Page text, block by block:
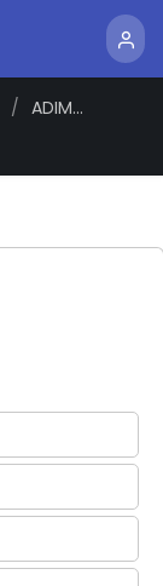
ADIM